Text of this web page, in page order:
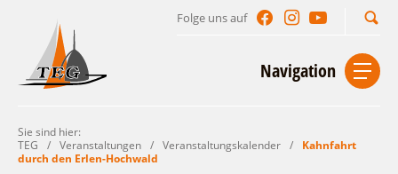
Folge uns auf
Navigation
Start Kontakt
Sie sind hier:
TEG
/ Veranstaltungen / Veranstaltungskalender /
Kahnfahrt
durch den Erlen-Hochwald